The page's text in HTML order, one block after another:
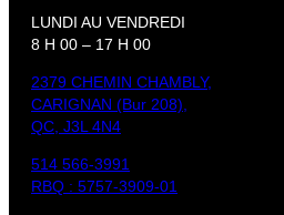
LUNDI AU VENDREDI
8 H 00 – 17 H 00
2379 CHEMIN CHAMBLY,
CARIGNAN (Bur 208),
QC, J3L 4N4
514 566-3991
RBQ : 5757-3909-01